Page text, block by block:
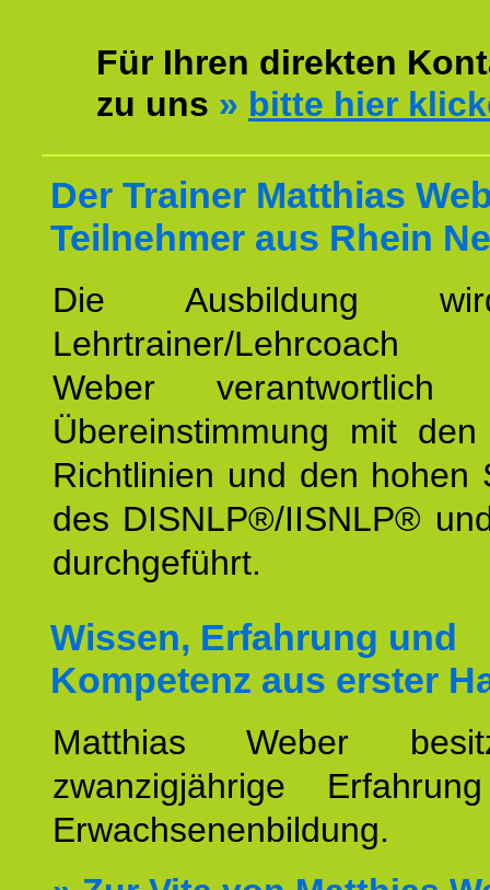
Für Ihren direkten
zu uns » bitte hier
Der Trainer Matthias
Teilnehmer aus Rhein
Die Ausbildung
Lehrtrainer/Lehrcoach
Weber
Übereinstimmung mit den
Richtlinien und den hohen
des DISNLP®/IISNLP®
durchgeführt.
Wissen, Erfahrung und
Kompetenz aus erster
Matthias Weber
zwanzigjährige
Erwachsenenbildung.